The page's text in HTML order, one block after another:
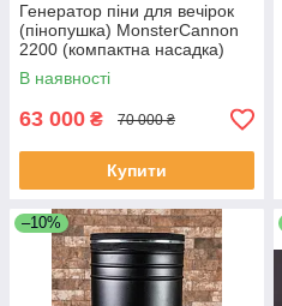
Генератор піни для вечірок
(пінопушка) MonsterCannon
2200 (компактна насадка)
В наявності
63 000 ₴ 70 000 ₴
Купити
–10%